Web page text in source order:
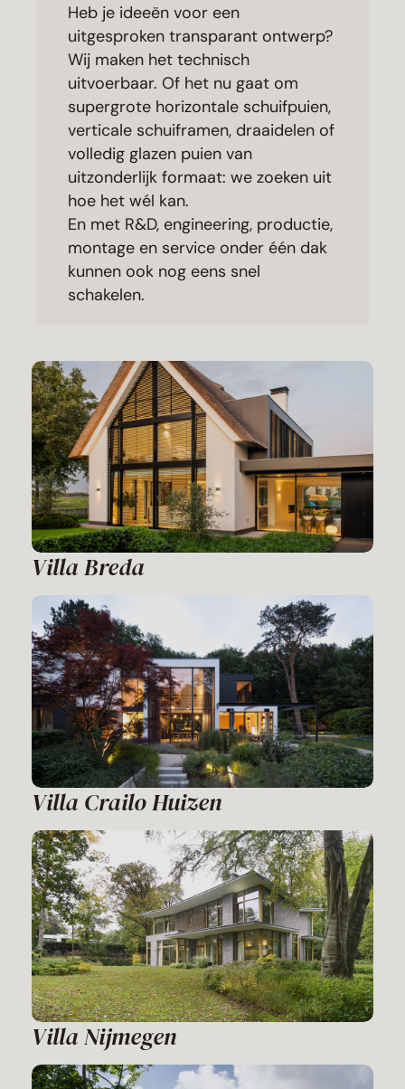
Heb je ideeën voor een
uitgesproken transparant ontwerp?
Wij maken het technisch
uitvoerbaar. Of het nu gaat om
supergrote horizontale schuifpuien,
verticale schuiframen, draaidelen of
volledig glazen puien van
uitzonderlijk formaat: we zoeken uit
hoe het wél kan.
En met R&D, engineering, productie,
montage en service onder één dak
kunnen ook nog eens snel
schakelen.
Villa Breda
Villa Crailo Huizen
Villa Nijmegen